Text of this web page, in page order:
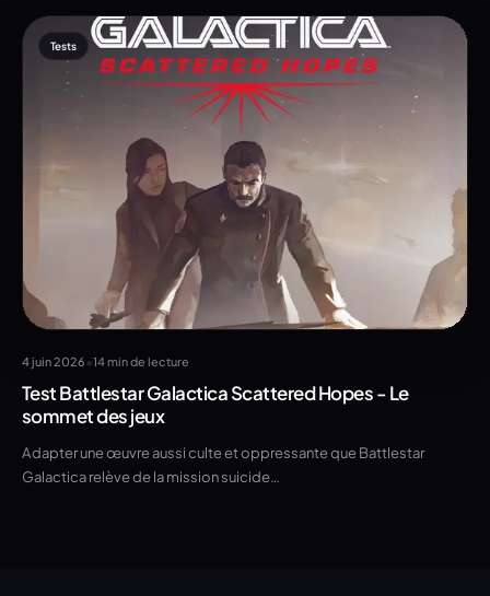
Tests
4 juin 2026 •14 min de lecture
Test Battlestar Galactica Scattered Hopes - Le
sommet des jeux
Adapter une œuvre aussi culte et oppressante que Battlestar
Galactica relève de la mission suicide…